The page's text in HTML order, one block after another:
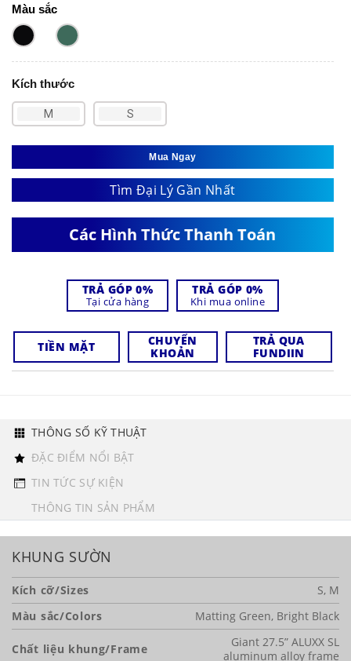
Màu sắc
Kích thước
M S
Mua Ngay
Tìm Đại Lý Gần Nhất
Các Hình Thức Thanh Toán
TRẢ GÓP 0%
Tại cửa hàng
TRẢ GÓP 0%
Khi mua online
TIỀN MẶT
CHUYỂN
KHOẢN
TRẢ QUA
FUNDIIN
THÔNG SỐ KỸ THUẬT
ĐẶC ĐIỂM NỔI BẬT
TIN TỨC SỰ KIỆN
THÔNG TIN SẢN PHẨM
KHUNG SƯỜN
Kích cỡ/Sizes
S, M
Màu sắc/Colors
Matting Green, Bright Black
Chất liệu khung/Frame
Giant 27.5” ALUXX SL
aluminum alloy frame